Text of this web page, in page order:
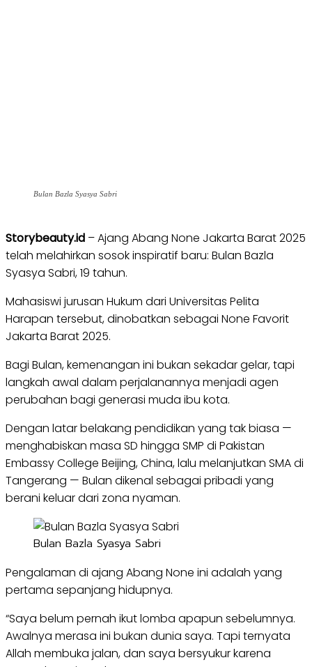
Bulan Bazla Syasya Sabri
Storybeauty.id – Ajang Abang None Jakarta Barat 2025
telah melahirkan sosok inspiratif baru: Bulan Bazla
Syasya Sabri, 19 tahun.
Mahasiswi jurusan Hukum dari Universitas Pelita
Harapan tersebut, dinobatkan sebagai None Favorit
Jakarta Barat 2025.
Bagi Bulan, kemenangan ini bukan sekadar gelar, tapi
langkah awal dalam perjalanannya menjadi agen
perubahan bagi generasi muda ibu kota.
Dengan latar belakang pendidikan yang tak biasa —
menghabiskan masa SD hingga SMP di Pakistan
Embassy College Beijing, China, lalu melanjutkan SMA di
Tangerang — Bulan dikenal sebagai pribadi yang
berani keluar dari zona nyaman.
Bulan Bazla Syasya Sabri
Pengalaman di ajang Abang None ini adalah yang
pertama sepanjang hidupnya.
“Saya belum pernah ikut lomba apapun sebelumnya.
Awalnya merasa ini bukan dunia saya. Tapi ternyata
Allah membuka jalan, dan saya bersyukur karena